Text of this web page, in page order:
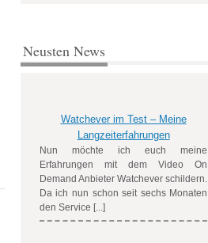
Neusten News
Watchever im Test – Meine
Langzeiterfahrungen
Nun möchte ich euch meine
Erfahrungen mit dem Video On
Demand Anbieter Watchever schildern.
Da ich nun schon seit sechs Monaten
den Service [...]